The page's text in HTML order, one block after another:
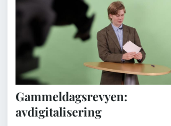
Gammeldagsrevyen:
avdigitalisering